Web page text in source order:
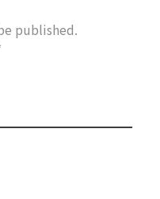
published.